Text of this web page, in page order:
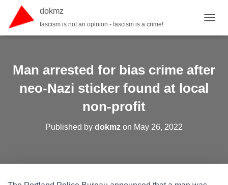
dokmz
fascism is not an opinion - fascism is a crime!
Man arrested for bias crime after
neo-Nazi sticker found at local
non-profit
Published by dokmz on May 26, 2022